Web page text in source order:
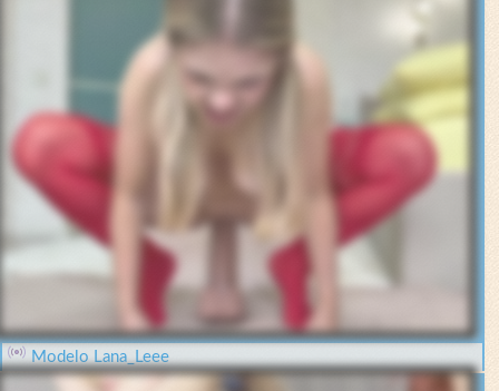
Modelo Lana_Leee